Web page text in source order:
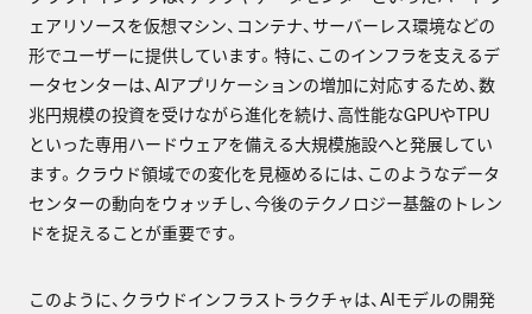
ェアリソースを仮想マシン、コンテナ、サーバーレス環境などの
形でユーザーに提供しています。特に、このインフラを支えるデ
ータセンターは、AIアプリケーションの増加に対応するため、数
兆円規模の投資を受けながら進化を続け、高性能なGPUやTPU
といった専用ハードウェアを備える大規模施設へと発展してい
ます。クラウド領域での変化を見極めるには、このようなデータ
センターの動向をウォッチし、今後のテクノロジー基盤のトレン
ドを捉えることが重要です。
このように、クラウドインフラストラクチャは、AIモデルの開発